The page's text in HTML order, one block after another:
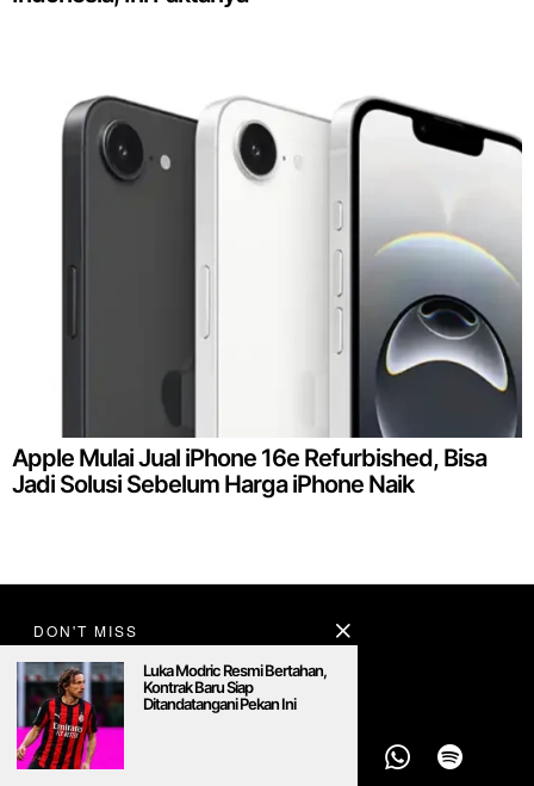
Apple Mulai Jual iPhone 16e Refurbished, Bisa
Jadi Solusi Sebelum Harga iPhone Naik
DON'T MISS
Luka Modric Resmi Bertahan,
Kontrak Baru Siap
Ditandatangani Pekan Ini